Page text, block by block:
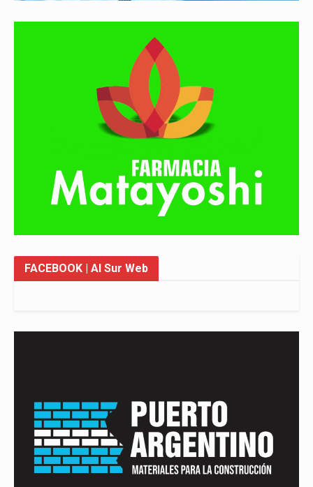
FACEBOOK | Al Sur Web